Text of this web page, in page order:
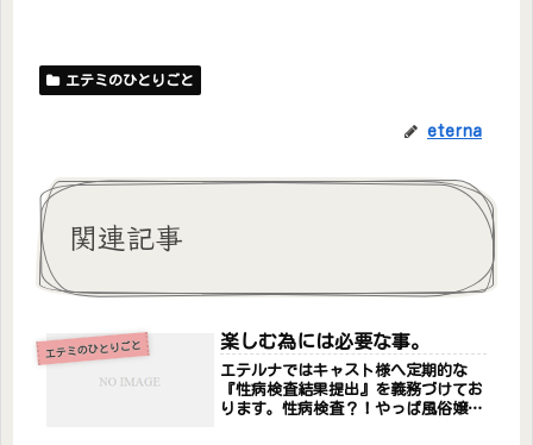
エテミのひとりごと
eterna
関連記事
エテミのひとりごと 楽しむ為には必要な事。
エテルナではキャスト様へ定期的な
『性病検査結果提出』を義務づけてお
ります。性病検査？！やっぱ風俗嬢は